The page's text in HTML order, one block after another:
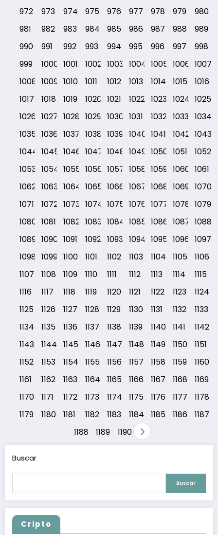
972
973 974 975 976 977 978 979
980
981
982 983 984 985 986 987 988
989
990
991 992 993 994 995 996 997
998
999
1000 1001 1002 1003 1004 1005 1006 1007
1008 1009 1010 1011 1012 1013 1014 1015
1016
1017
1018 1019 1020 1021 1022 1023 1024 1025
1026 1027 1028 1029 1030 1031 1032 1033 1034
1035 1036 1037 1038 1039 1040 1041 1042 1043
1044 1045 1046 1047 1048 1049 1050 1051
1052
1053 1054 1055 1056 1057 1058 1059 1060 1061
1062 1063 1064 1065 1066 1067 1068 1069 1070
1071
1072 1073 1074 1075 1076 1077 1078 1079
1080 1081 1082 1083 1084 1085 1086 1087 1088
1089 1090 1091 1092 1093 1094 1095 1096 1097
1098 1099 1100 1101 1102 1103 1104 1105
1106
1107
1108 1109 1110 1111 1112 1113 1114
1115
1116
1117 1118 1119 1120 1121 1122 1123
1124
1125
1126 1127 1128 1129 1130 1131 1132
1133
1134
1135 1136 1137 1138 1139 1140 1141
1142
1143
1144 1145 1146 1147 1148 1149 1150
1151
1152
1153 1154 1155 1156 1157 1158 1159
1160
1161
1162 1163 1164 1165 1166 1167 1168
1169
1170
1171 1172 1173 1174 1175 1176 1177
1178
1179
1180 1181 1182 1183 1184 1185 1186
1187
1188
1189 1190
Buscar
Buscar
Cripto